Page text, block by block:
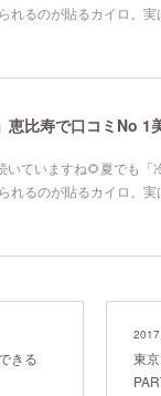
るのが貼るカイロ。
恵比寿で口コミNo
ていますね🌻夏でも
るのが貼るカイロ。
きる
東